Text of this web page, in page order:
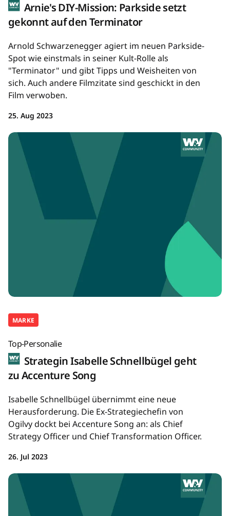
Arnie's DIY-Mission: Parkside setzt
gekonnt auf den Terminator
Arnold Schwarzenegger agiert im neuen Parkside-
Spot wie einstmals in seiner Kult-Rolle als
"Terminator" und gibt Tipps und Weisheiten von
sich. Auch andere Filmzitate sind geschickt in den
Film verwoben.
25. Aug 2023
MARKE
Top-Personalie
Strategin Isabelle Schnellbügel geht
zu Accenture Song
Isabelle Schnellbügel übernimmt eine neue
Herausforderung. Die Ex-Strategiechefin von
Ogilvy dockt bei Accenture Song an: als Chief
Strategy Officer und Chief Transformation Officer.
26. Jul 2023